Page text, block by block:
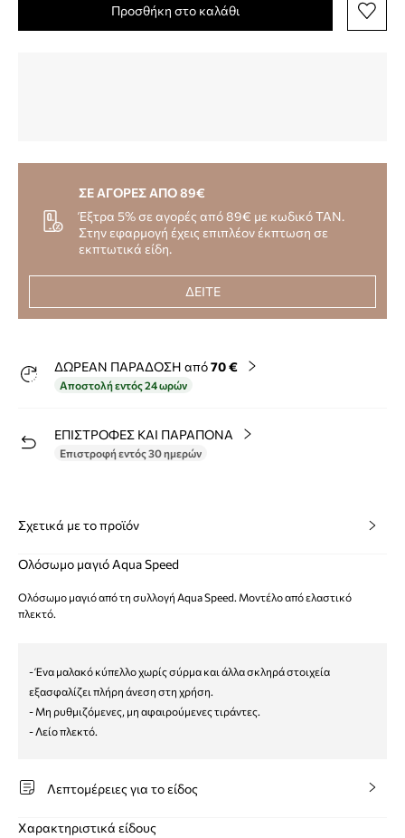
Προσθήκη στο καλάθι
ΣΕ ΑΓΟΡΕΣ ΑΠΟ 89€
Έξτρα 5% σε αγορές από 89€ με κωδικό TAN.
Στην εφαρμογή έχεις επιπλέον έκπτωση σε
εκπτωτικά είδη.
ΔΕΙΤΕ
ΔΩΡΕΑΝ ΠΑΡΑΔΟΣΗ από70 €
Αποστολή εντός 24 ωρών
ΕΠΙΣΤΡΟΦΕΣ ΚΑΙ ΠΑΡΑΠΟΝΑ
Επιστροφή εντός 30 ημερών
Σχετικά με το προϊόν
Ολόσωμο μαγιό Aqua Speed
Ολόσωμο μαγιό από τη συλλογή Aqua Speed. Μοντέλο από ελαστικό
πλεκτό.
- Ένα μαλακό κύπελλο χωρίς σύρμα και άλλα σκληρά στοιχεία
εξασφαλίζει πλήρη άνεση στη χρήση.
- Μη ρυθμιζόμενες, μη αφαιρούμενες τιράντες.
- Λείο πλεκτό.
Λεπτομέρειες για το είδος
Χαρακτηριστικά είδους